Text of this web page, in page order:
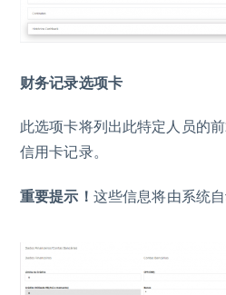
财务记录选项卡
此选项卡将列出此特定人员的
信用卡记录。
重要提示！ 这些信息将由系统自